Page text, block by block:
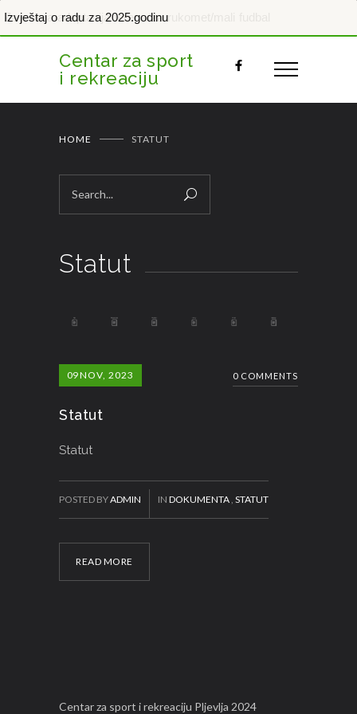
Završena adaptacija terena za rukomet/mali fudbal
Izvještaj o radu za 2025.godinu
Centar za sport
i rekreaciju
HOME STATUT
Statut
09NOV, 2023 0 COMMENTS
Statut
Statut
READ MORE
POSTED BYADMIN IN DOKUMENTA STATUT
Centar za sport i rekreaciju Pljevlja 2024